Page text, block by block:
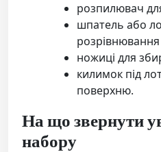
розпилювач
шпатель або
розрівнювання
ножиці для
килимок під
поверхню.
На що звернути
набору